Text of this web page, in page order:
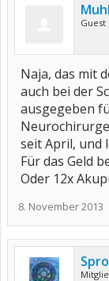
Guest
Naja, das mit
auch bei der
ausgegeben
seit April, und
Für das Geld
Oder 12x
8. November 2013